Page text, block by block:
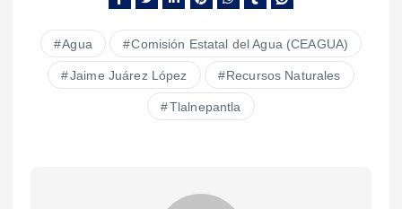
Agua Comisión Estatal del Agua (CEAGUA)
Jaime Juárez López Recursos Naturales
Tlalnepantla